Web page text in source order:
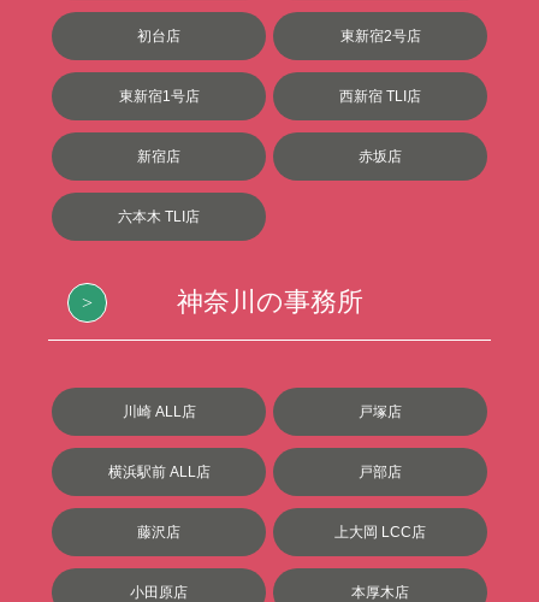
初台店 東新宿2号店
東新宿1号店 西新宿 TLI店
新宿店 赤坂店
六本木 TLI店
神奈川の事務所
川崎 ALL店 戸塚店
横浜駅前 ALL店 戸部店
藤沢店 上大岡 LCC店
小田原店 本厚木店